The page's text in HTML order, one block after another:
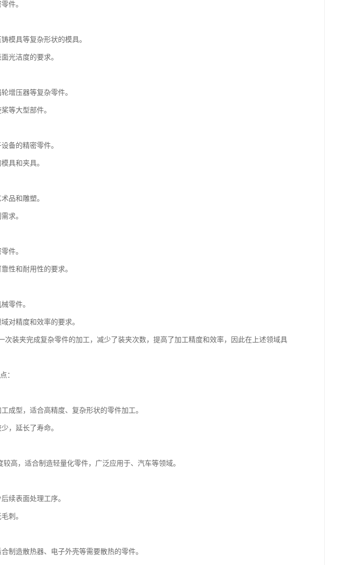
件。
模具等复杂形状的模具。
光洁度的要求。
增压器等复杂零件。
等大型部件。
备的精密零件。
具和夹具。
品和雕塑。
求。
件。
性和耐用性的要求。
零件。
对精度和效率的要求。
次装夹完成复杂零件的加工，减少了装夹次数，提高了加工精度和效率，因此在上述领域具
：
成型，适合高精度、复杂形状的零件加工。
，延长了寿命。
高，适合制造轻量化零件，广泛应用于、汽车等领域。
续表面处理工序。
刺。
制造散热器、电子外壳等需要散热的零件。